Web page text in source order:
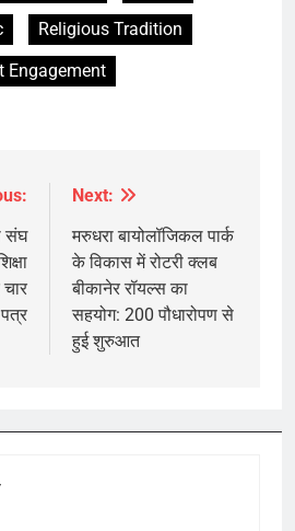
Religious Tradition
Engagement
संघ
पत्र
Next:
मरुधरा बायोलॉजिकल पार्क
के विकास में रोटरी क्लब
बीकानेर रॉयल्स का
सहयोग: 200 पौधारोपण से
हुई शुरुआत